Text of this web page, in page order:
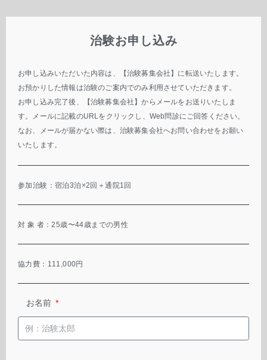
治験お申し込み
お申し込みいただいた内容は、【治験募集会社】に転送いたします。
お預かりした情報は治験のご案内でのみ利用させていただきます。
お申し込み完了後、【治験募集会社】からメールをお送りいたしま
す。メールに記載のURLをクリックし、Web問診にご回答ください。
なお、メールが届かない際は、治験募集会社へお問い合わせをお願い
いたします。
参加治験：宿泊3泊×2回＋通院1回
対 象 者：25歳〜44歳までの男性
協力費：111,000円
お名前